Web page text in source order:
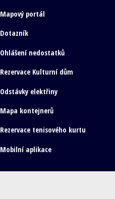
Mapový portál
Dotazník
Ohlášení nedostatků
Rezervace Kulturní dům
Odstávky elektřiny
Mapa kontejnerů
Rezervace tenisového kurtu
Mobilní aplikace